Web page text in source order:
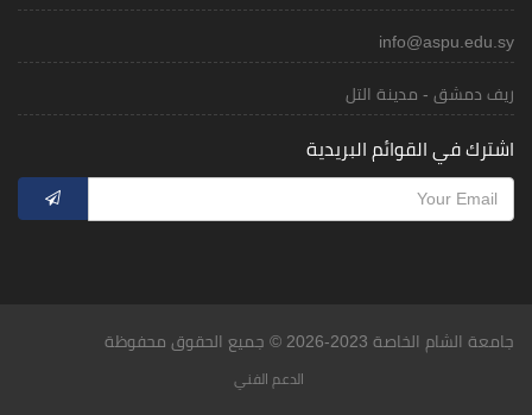
info@aspu.edu.sy
ريف دمشق - مدينة التل
اشترك في القوائم البريدية
جامعة الشام الخاصة 2023-2026 © جميع الحقوق محفوظة
الدعم الفني